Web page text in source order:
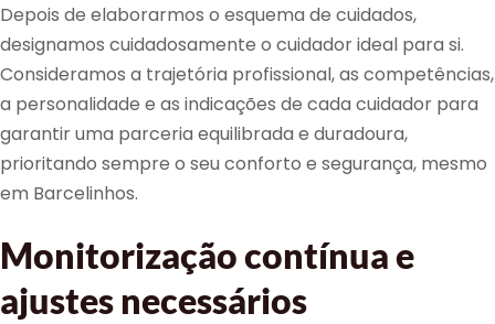
Depois de elaborarmos o esquema de cuidados,
designamos cuidadosamente o cuidador ideal para si.
Consideramos a trajetória profissional, as competências,
a personalidade e as indicações de cada cuidador para
garantir uma parceria equilibrada e duradoura,
prioritando sempre o seu conforto e segurança, mesmo
em Barcelinhos.
Monitorização contínua e
ajustes necessários